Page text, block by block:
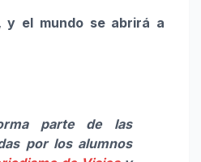
y el mundo se abrirá a
parte de las
por los alumnos